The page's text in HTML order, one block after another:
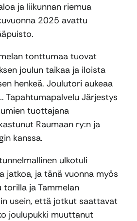
ja liikunnan riemua
2025 avattu
tonttumaa tuovat
joulun taikaa ja iloista
henkeä. Joulutori aukeaa
Tapahtumapalvelu Järjestys
tuottajana
Raumaan ry:n ja
kanssa.
ulkotuli
jatkoa, ja tänä vuonna myös
torilla ja Tammelan
usein, että jotkut saattavat
joulupukki muuttanut